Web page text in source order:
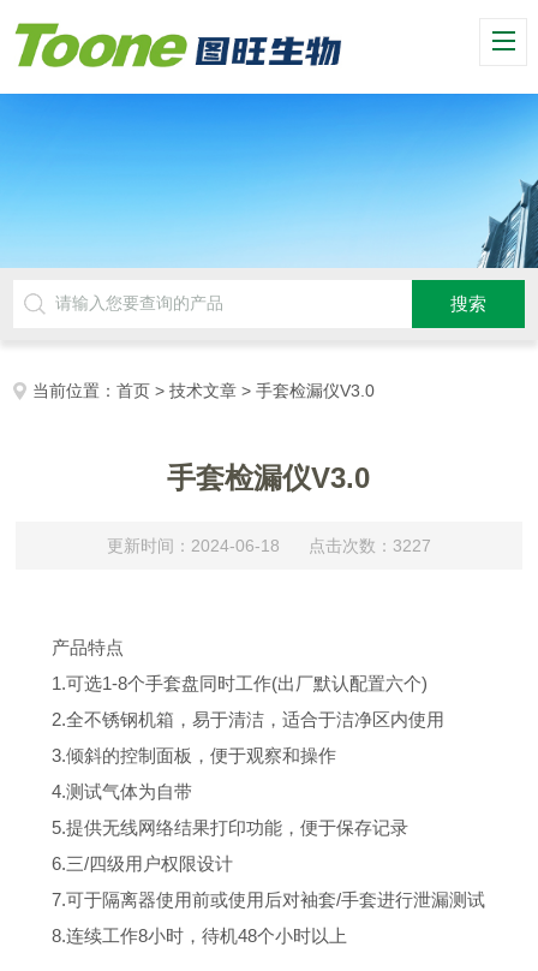
当前位置：首页 >技术文章 > 手套检漏仪V3.0
手套检漏仪V3.0
更新时间：2024-06-18 点击次数：3227
产品特点
1.可选1-8个手套盘同时工作(出厂默认配置六个)
2.全不锈钢机箱，易于清洁，适合于洁净区内使用
3.倾斜的控制面板，便于观察和操作
4.测试气体为自带
5.提供无线网络结果打印功能，便于保存记录
6.三/四级用户权限设计
7.可于隔离器使用前或使用后对袖套/手套进行泄漏测试
8.连续工作8小时，待机48个小时以上